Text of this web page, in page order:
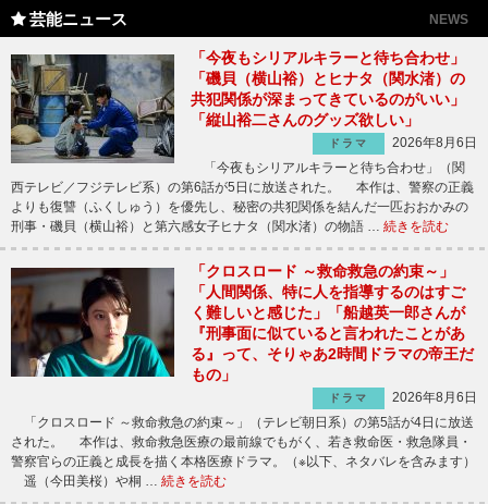
芸能ニュース NEWS
「今夜もシリアルキラーと待ち合わせ」
「磯貝（横山裕）とヒナタ（関水渚）の
共犯関係が深まってきているのがいい」
「縦山裕二さんのグッズ欲しい」
ドラマ
2026年8月6日
「今夜もシリアルキラーと待ち合わせ」（関
西テレビ／フジテレビ系）の第6話が5日に放送された。 本作は、警察の正義
よりも復讐（ふくしゅう）を優先し、秘密の共犯関係を結んだ一匹おおかみの
刑事・磯貝（横山裕）と第六感女子ヒナタ（関水渚）の物語 … 続きを読む
「クロスロード ～救命救急の約束～」
「人間関係、特に人を指導するのはすご
く難しいと感じた」「船越英一郎さんが
『刑事面に似ていると言われたことがあ
る』って、そりゃあ2時間ドラマの帝王だ
もの」
ドラマ
2026年8月6日
「クロスロード ～救命救急の約束～」（テレビ朝日系）の第5話が4日に放送
された。 本作は、救命救急医療の最前線でもがく、若き救命医・救急隊員・
警察官らの正義と成長を描く本格医療ドラマ。（※以下、ネタバレを含みます）
遥（今田美桜）や桐 … 続きを読む